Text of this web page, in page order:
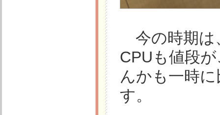
今の時期は
CPUも値段
んかも一時
す。